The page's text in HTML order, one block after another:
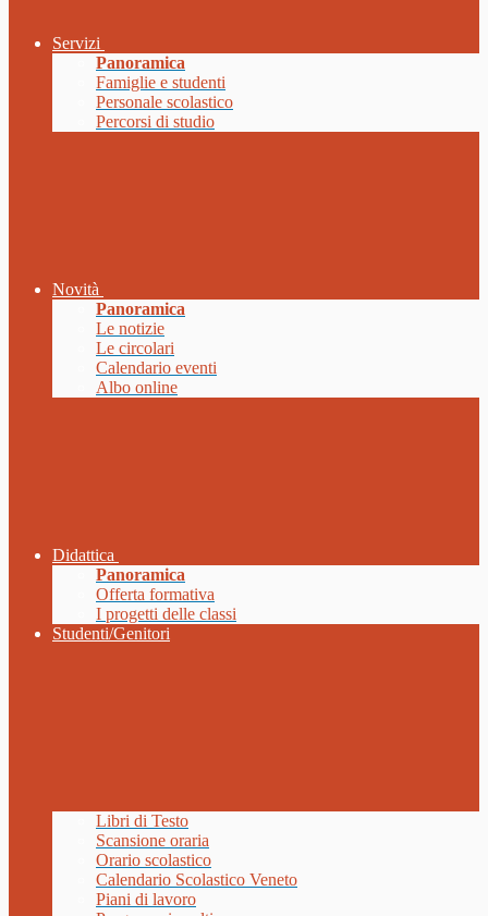
Servizi
Panoramica
Famiglie e studenti
Personale scolastico
Percorsi di studio
Novità
Panoramica
Le notizie
Le circolari
Calendario eventi
Albo online
Didattica
Panoramica
Offerta formativa
I progetti delle classi
Studenti/Genitori
Libri di Testo
Scansione oraria
Orario scolastico
Calendario Scolastico Veneto
Piani di lavoro